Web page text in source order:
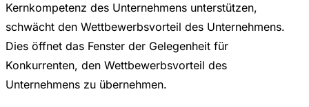
Kernkompetenz des Unternehmens unterstützen,
schwächt den Wettbewerbsvorteil des Unternehmens.
Dies öffnet das Fenster der Gelegenheit für
Konkurrenten, den Wettbewerbsvorteil des
Unternehmens zu übernehmen.